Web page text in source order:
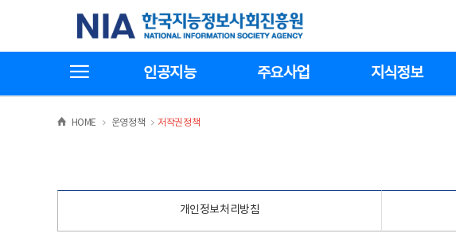
기
한국지능정보사회진흥원
인공지능 주요사업 지식정보
HOME >운영정책 >
저작권정책
개인정보처리방침